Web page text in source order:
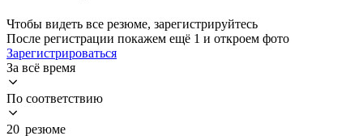
Чтобы видеть все резюме, зарегистрируйтесь
После регистрации покажем ещё 1 и откроем фото
Зарегистрироваться
За всё время
По соответствию
20 резюме